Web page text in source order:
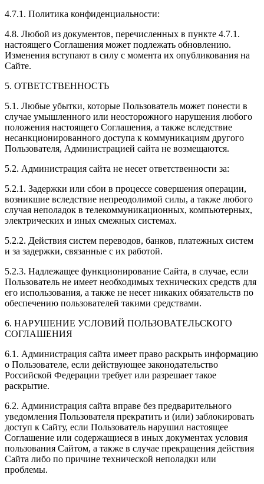
4.7.1. Политика конфиденциальности:
4.8. Любой из документов, перечисленных в пункте 4.7.1.
настоящего Соглашения может подлежать обновлению.
Изменения вступают в силу с момента их опубликования на
Сайте.
5. ОТВЕТСТВЕННОСТЬ
5.1. Любые убытки, которые Пользователь может понести в
случае умышленного или неосторожного нарушения любого
положения настоящего Соглашения, а также вследствие
несанкционированного доступа к коммуникациям другого
Пользователя, Администрацией сайта не возмещаются.
5.2. Администрация сайта не несет ответственности за:
5.2.1. Задержки или сбои в процессе совершения операции,
возникшие вследствие непреодолимой силы, а также любого
случая неполадок в телекоммуникационных, компьютерных,
электрических и иных смежных системах.
5.2.2. Действия систем переводов, банков, платежных систем
и за задержки, связанные с их работой.
5.2.3. Надлежащее функционирование Сайта, в случае, если
Пользователь не имеет необходимых технических средств для
его использования, а также не несет никаких обязательств по
обеспечению пользователей такими средствами.
6. НАРУШЕНИЕ УСЛОВИЙ ПОЛЬЗОВАТЕЛЬСКОГО
СОГЛАШЕНИЯ
6.1. Администрация сайта имеет право раскрыть информацию
о Пользователе, если действующее законодательство
Российской Федерации требует или разрешает такое
раскрытие.
6.2. Администрация сайта вправе без предварительного
уведомления Пользователя прекратить и (или) заблокировать
доступ к Сайту, если Пользователь нарушил настоящее
Соглашение или содержащиеся в иных документах условия
пользования Сайтом, а также в случае прекращения действия
Сайта либо по причине технической неполадки или
проблемы.